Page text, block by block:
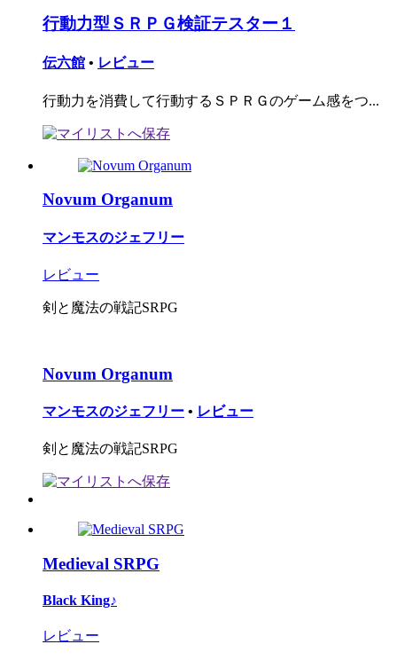
行動力型ＳＲＰＧ検証テスター１
伝六館 • レビュー
行動力を消費して行動するＳＰＲＧのゲーム感をつ...
Novum Organum
マンモスのジェフリー
レビュー
剣と魔法の戦記SRPG
Novum Organum
マンモスのジェフリー • レビュー
剣と魔法の戦記SRPG
Medieval SRPG
Black King♪
レビュー